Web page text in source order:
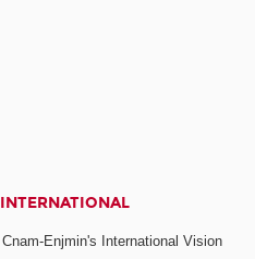
INTERNATIONAL
Cnam-Enjmin's International Vision